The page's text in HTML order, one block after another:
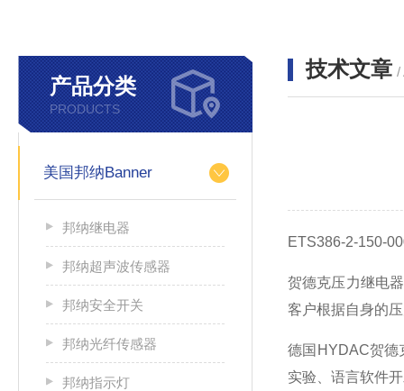
产品分类
PRODUCTS
美国邦纳Banner
邦纳继电器
邦纳超声波传感器
邦纳安全开关
邦纳光纤传感器
邦纳指示灯
技术文章 /
ETS386-2-150-
贺德克压力继电
客户根据自身的
德国HYDAC贺德
实验、语言软件